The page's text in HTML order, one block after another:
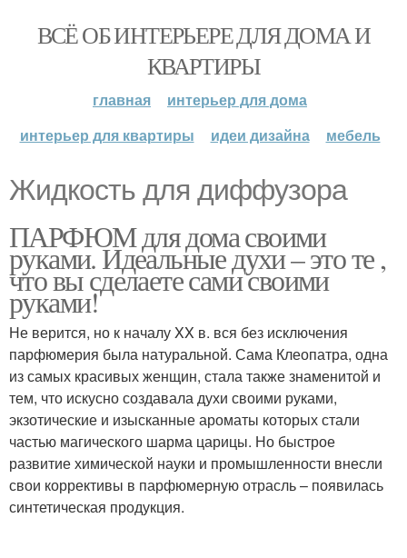
ВСЁ ОБ ИНТЕРЬЕРЕ ДЛЯ ДОМА И
КВАРТИРЫ
главная
интерьер для дома
интерьер для квартиры
идеи дизайна мебель
Жидкость для диффузора
ПАРФЮМ для дома своими
руками. Идеальные духи – это те ,
что вы сделаете сами своими
руками!
Не верится, но к началу XX в. вся без исключения
парфюмерия была натуральной. Сама Клеопатра, одна
из самых красивых женщин, стала также знаменитой и
тем, что искусно создавала духи своими руками,
экзотические и изысканные ароматы которых стали
частью магического шарма царицы. Но быстрое
развитие химической науки и промышленности внесли
свои коррективы в парфюмерную отрасль – появилась
синтетическая продукция.